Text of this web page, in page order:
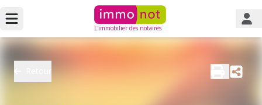
L'immobilier des notaires